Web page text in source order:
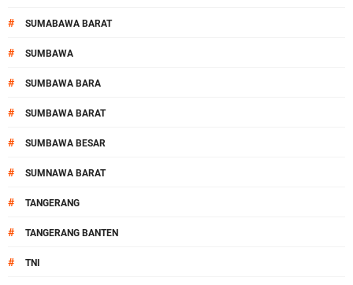
# SUMABAWA BARAT
# SUMBAWA
# SUMBAWA BARA
# SUMBAWA BARAT
# SUMBAWA BESAR
# SUMNAWA BARAT
# TANGERANG
# TANGERANG BANTEN
# TNI